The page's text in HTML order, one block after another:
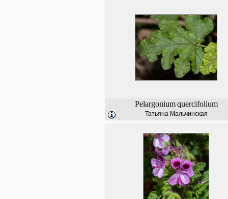
Pelargonium quercifolium
Татьяна Мальчинская